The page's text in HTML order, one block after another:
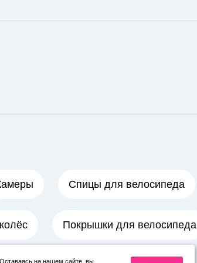
Спицы для велосипеда
Покрышки для велосипеда
на нашем сайте, вы